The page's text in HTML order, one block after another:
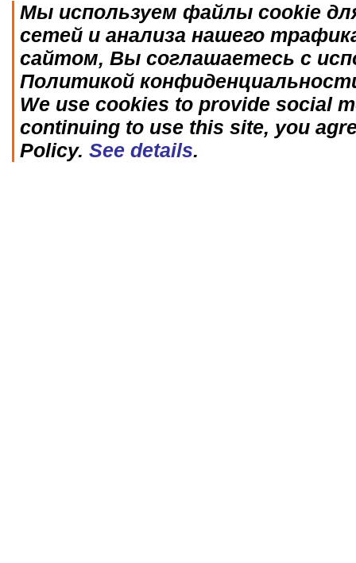
Мы используем файлы cookie
сетей и анализа нашего
сайтом, Вы соглашаетесь с
Политикой
We use cookies to provide social
continuing to use this site, you
Policy. See details.